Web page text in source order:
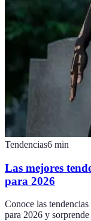
Tendencias6 min
Las mejores
para 2026
Conoce las
para 2026 y